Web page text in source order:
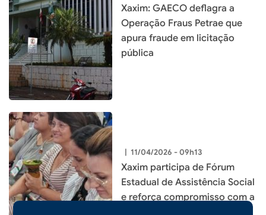
Xaxim: GAECO deflagra a
Operação Fraus Petrae que
apura fraude em licitação
pública
| 11/04/2026 - 09h13
Xaxim participa de Fórum
Estadual de Assistência Social
e reforça compromisso com a